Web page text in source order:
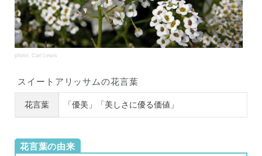
photo: Carl Lewis
スイートアリッサムの花言葉
花言葉 「優美」「美しさに優る価値」
花言葉の由来